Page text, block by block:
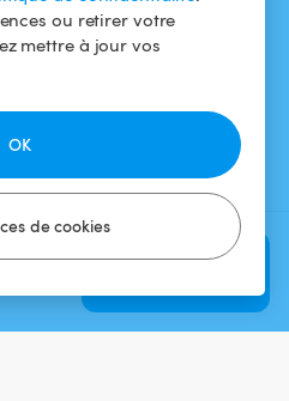
ou retirer votre
mettre à jour vos
de cookies
OK
Vérifier la
TÉLÉCHARGEZ L'APP